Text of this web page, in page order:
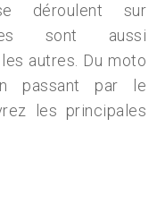
déroulent sur
sont aussi
autres. Du moto
passant par le
les principales